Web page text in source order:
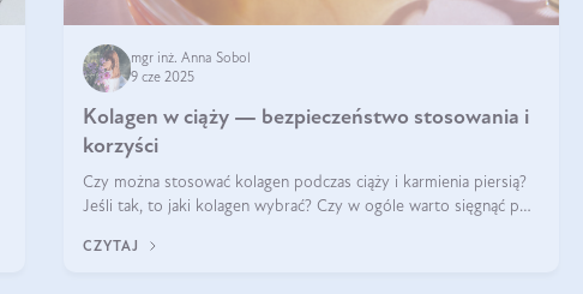
mgr inż. Anna Sobol
9 cze 2025
Kolagen w ciąży — bezpieczeństwo stosowania i
korzyści
Czy można stosować kolagen podczas ciąży i karmienia piersią?
Jeśli tak, to jaki kolagen wybrać? Czy w ogóle warto sięgnąć po
CZYTAJ